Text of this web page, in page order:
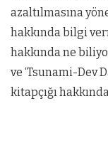
azaltılmasına
hakkında bilgi
hakkında ne
ve ‘Tsunami-Dev
kitapçığı